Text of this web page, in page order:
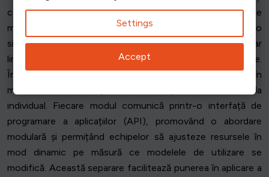
capacitatea de întreținere pe termen lung. O configurație
monolitică consolidează toate componentele într-o
singură bază de cod, ceea ce simplifică implementarea, dar
limitează scalabilitatea pe măsură ce complexitatea crește.
În schimb, un cadru de microservicii împarte o aplicație în
module mai mici, independente, care pot evolua sau scala
individual. Fiecare modul comunică printr-o interfață de
programare a aplicațiilor (API), promovând o abordare
modulară și permițând echipelor să ajusteze resursele în
mod dinamic pe măsură ce modelele de utilizare se
modifică. Această separare facilitează punerea în aplicare a
Settings
Accept